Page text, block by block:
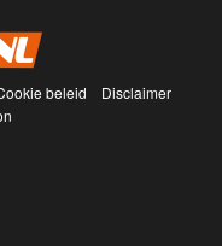
beleid
Disclaimer